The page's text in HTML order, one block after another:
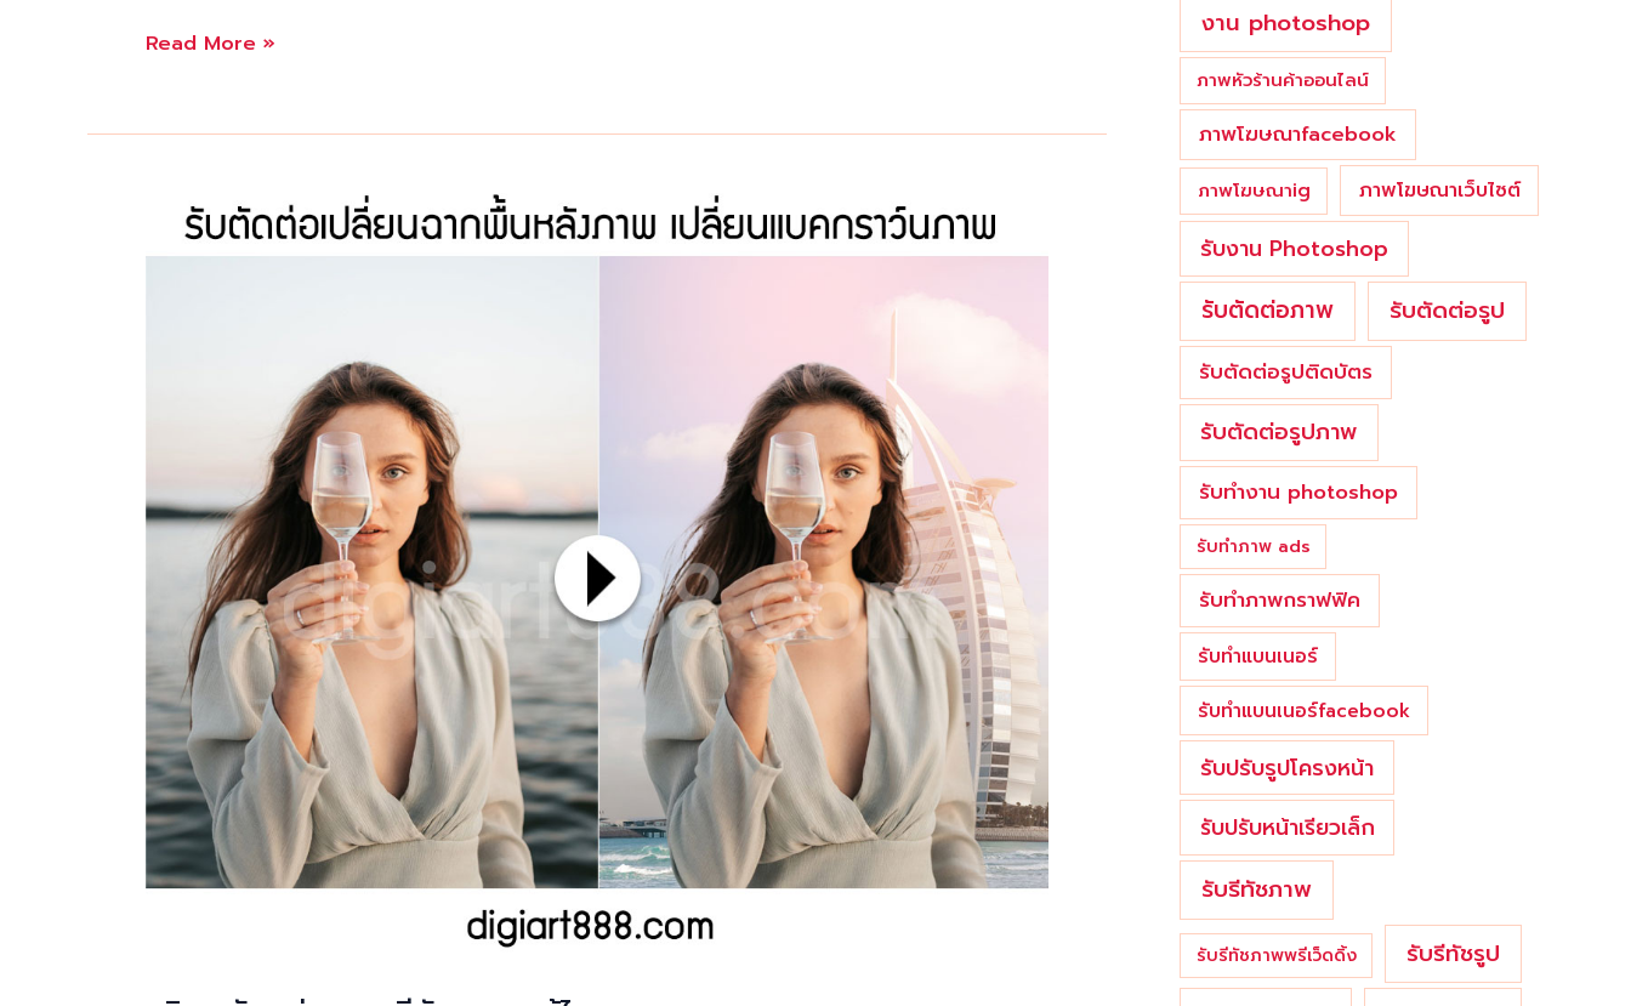
บริการ
ทัช
ออก
อก
Read More »
งาน photoshop
ภาพหัวร้านค้าออนไลน์
ภาพโฆษณาfacebook
ภาพโฆษณาig ภาพโฆษณาเว็บไซต์
รับงาน Photoshop
รับตัดต่อภาพ รับตัดต่อรูป
รับตัดต่อรูปติดบัตร
รับตัดต่อรูปภาพ
รับทำงาน photoshop
รับทำภาพ ads
รับทำภาพกราฟฟิค
รับทำแบนเนอร์
รับทำแบนเนอร์facebook
รับปรับรูปโครงหน้า
รับปรับหน้าเรียวเล็ก
รับรีทัชภาพ
รับรีทัชภาพพรีเว็ดดิ้ง รับรีทัชรูป